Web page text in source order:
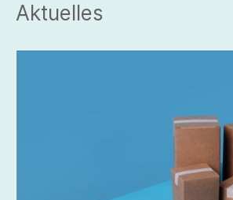
Aktuelles